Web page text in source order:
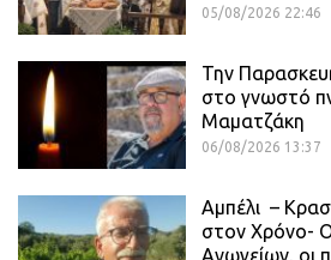
05/08/2026 22:46
Την
στο γνωστό
Μαματζάκη
06/08/2026 13:37
Αμπέλι –
στον Χρόνο-
Ανωγείων, οι